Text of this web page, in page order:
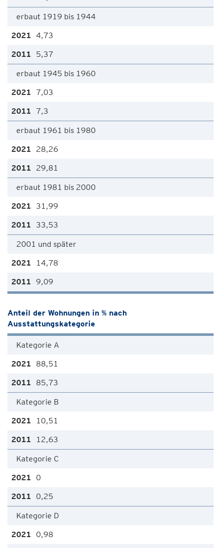
erbaut 1919 bis 1944
4,73
5,37
erbaut 1945 bis 1960
7,03
7,3
erbaut 1961 bis 1980
28,26
29,81
erbaut 1981 bis 2000
31,99
33,53
2001 und später
14,78
9,09
Anteil der Wohnungen in % nach
Ausstattungskategorie
Kategorie A
88,51
85,73
Kategorie B
10,51
12,63
Kategorie C
0
0,25
Kategorie D
0,98